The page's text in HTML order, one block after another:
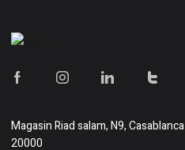
MagasinRiad salam, N9, Casablanca
20000